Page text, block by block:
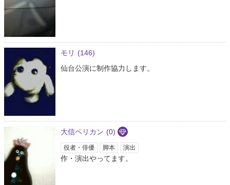
モリ (146)
仙台公演に制作協力します。
大信ペリカン (0)
役者・俳優 脚本 演出
作・演出やってます。